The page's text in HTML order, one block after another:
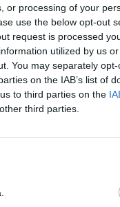
or processing of your
use the below opt-out
request is processed
utilized by us
You may separately
on the IAB’s list of
to third parties on the
third parties.
έχει
γεννήθηκαν τη
ομοφύλων ήταν
μια εντελώς